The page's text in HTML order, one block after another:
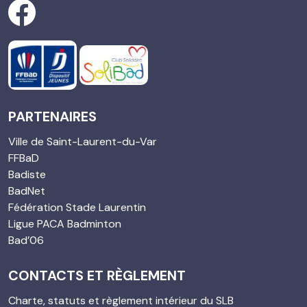
PARTENAIRES
Ville de Saint-Laurent-du-Var
FFBaD
Badiste
BadNet
Fédération Stade Laurentin
Ligue PACA Badminton
Bad’06
CONTACTS ET RÈGLEMENT
Charte, statuts et règlement intérieur du SLB